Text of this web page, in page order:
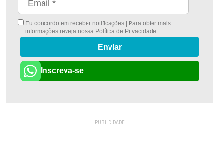
Eu concordo em receber notificações | Para obter mais
informações reveja nossa Política de Privacidade
Enviar
Inscreva-se